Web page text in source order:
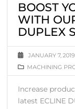
BOOST
WITH
DUPLEX
JANUARY 7, 2019
MACHINING
Increase
latest ECLINE